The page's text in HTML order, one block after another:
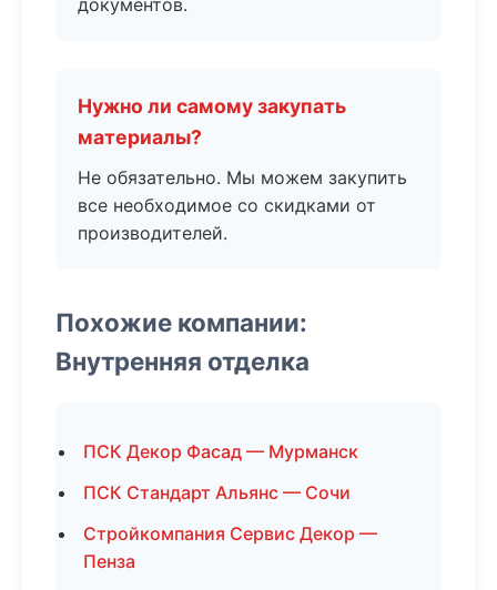
документов.
Нужно ли самому закупать
материалы?
Не обязательно. Мы можем закупить
все необходимое со скидками от
производителей.
Похожие компании:
Внутренняя отделка
ПСК Декор Фасад — Мурманск
ПСК Стандарт Альянс — Сочи
Стройкомпания Сервис Декор —
Пенза